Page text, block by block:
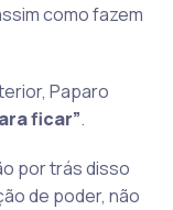
como fazem
Paparo
ficar”.
por trás disso
de poder, não